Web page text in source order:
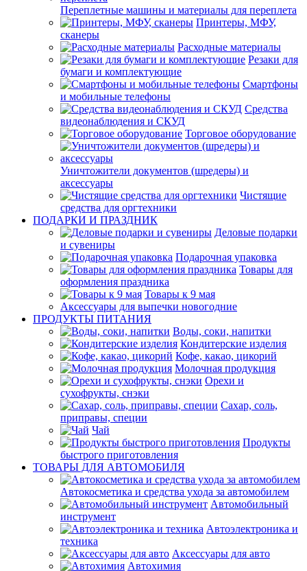
Переплетные машины и материалы для переплета
Принтеры, МФУ,
сканеры
Расходные материалы
Резаки для
бумаги и комплектующие
Смартфоны
и мобильные телефоны
Средства
видеонаблюдения и СКУД
Торговое оборудование
Уничтожители документов (шредеры) и
аксессуары
Чистящие
средства для оргтехники
ПОДАРКИ И ПРАЗДНИК
Деловые подарки
и сувениры
Подарочная упаковка
Товары для
оформления праздника
Товары к 9 мая
Аксессуары для выпечки новогодние
ПРОДУКТЫ ПИТАНИЯ
Воды, соки, напитки
Кондитерские изделия
Кофе, какао, цикорий
Молочная продукция
Орехи и
сухофрукты, снэки
Сахар, соль,
приправы, специи
Чай
Продукты
быстрого приготовления
ТОВАРЫ ДЛЯ АВТОМОБИЛЯ
Автокосметика и средства ухода за автомобилем
Автомобильный
инструмент
Автоэлектроника и
техника
Аксессуары для авто
Автохимия